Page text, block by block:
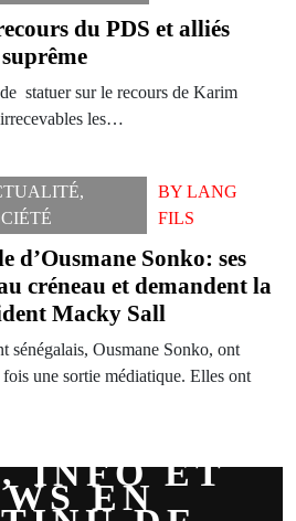
du PDS et alliés
statuer sur le recours de Karim
les…
,
BY LANG
FILS
d’Ousmane Sonko: ses
créneau et demandent la
Macky Sall
sénégalais, Ousmane Sonko, ont
une sortie médiatique. Elles ont
INFO ET
EN